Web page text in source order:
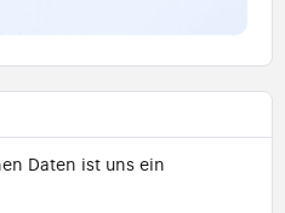
Daten ist uns ein